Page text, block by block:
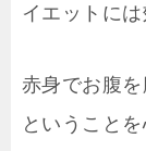
イエットには
赤身でお腹
ということ